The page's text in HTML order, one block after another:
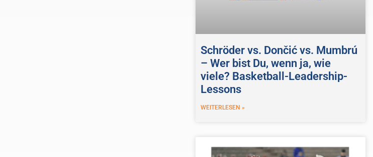
Schröder vs. Dončić vs. Mumbrú
– Wer bist Du, wenn ja, wie
viele? Basketball-Leadership-
Lessons
WEITERLESEN »